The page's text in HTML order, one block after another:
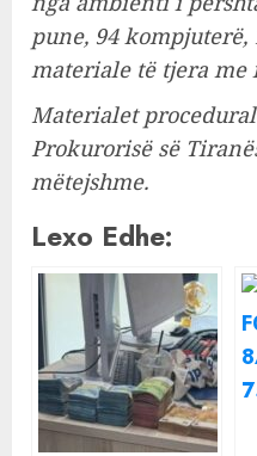
pune, 94 kompjuterë,
materiale të tjera me
Materialet
Prokurorisë së
mëtejshme.
Lexo Edhe: